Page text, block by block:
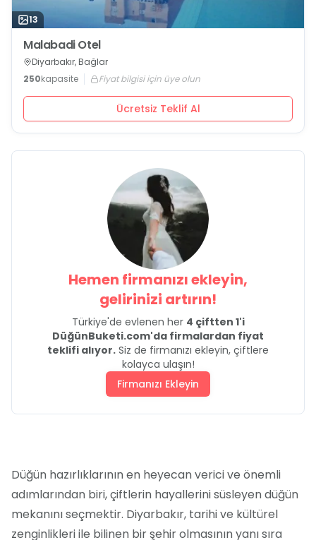
13
Malabadi Otel
Diyarbakır, Bağlar
250kapasite Fiyat bilgisi için üye olun
Ücretsiz Teklif Al
Hemen firmanızı ekleyin,
gelirinizi artırın!
Türkiye'de evlenen her 4 çiftten 1'i
DüğünBuketi.com'da firmalardan fiyat
teklifi alıyor. Siz de firmanızı ekleyin, çiftlere
kolayca ulaşın!
Firmanızı Ekleyin
Düğün hazırlıklarının en heyecan verici ve önemli
adımlarından biri, çiftlerin hayallerini süsleyen düğün
mekanını seçmektir. Diyarbakır, tarihi ve kültürel
zenginlikleri ile bilinen bir şehir olmasının yanı sıra